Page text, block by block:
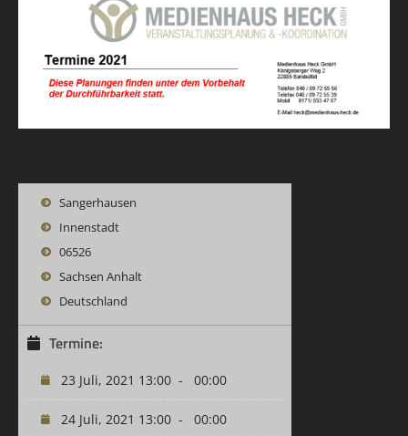
Sangerhausen
Innenstadt
06526
Sachsen Anhalt
Deutschland
Termine:
23 Juli, 2021 13:00 - 00:00
24 Juli, 2021 13:00 - 00:00